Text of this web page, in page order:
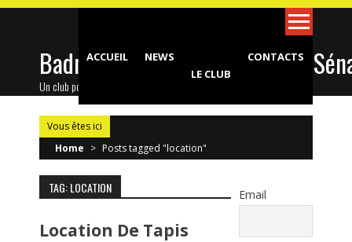
Skip
contentBadminton Club d'Epinay-sous-
Un club pour toute la famille !
ACCUEIL
NEWS
LE CLUB
CONTACTS
Vous êtes ici
Home > Posts tagged "location"
TAG: LOCATION
Location De Tapis
Email